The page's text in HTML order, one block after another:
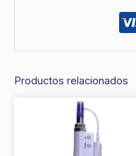
Productos relacionados